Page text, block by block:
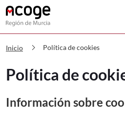
ACOGE CARM
Inicio chevron_right Política de cookies
Política de
Información sobre